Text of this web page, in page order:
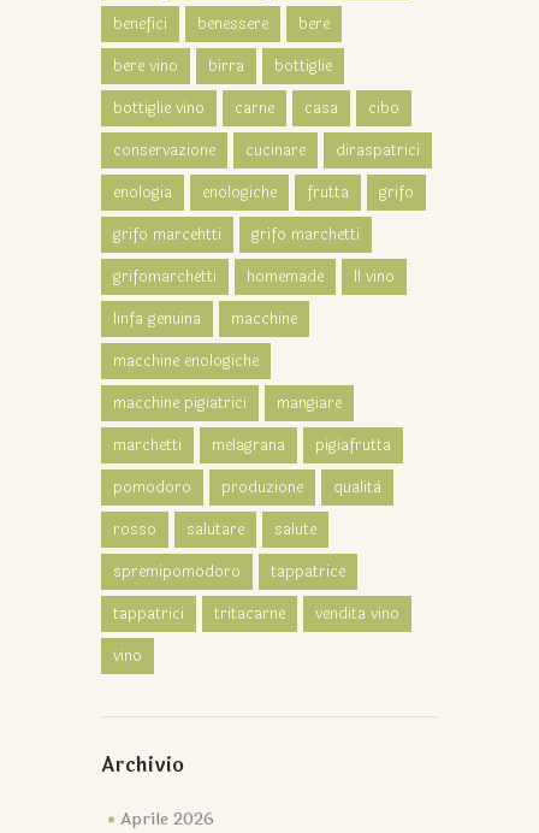
benefici
benessere
bere
bere vino
birra
bottiglie
bottiglie vino
carne casa
cibo
conservazione
cucinare
diraspatrici
enologia
enologiche frutta
grifo
grifo marcehtti
grifo marchetti
grifomarchetti
homemade
Il vino
linfa genuina
macchine
macchine enologiche
macchine pigiatrici
mangiare
marchetti
melagrana
pigiafrutta
pomodoro
produzione
qualità
rosso
salutare
salute
spremipomodoro
tappatrice
tappatrici
tritacarne
vendita vino
vino
Archivio
Aprile 2026